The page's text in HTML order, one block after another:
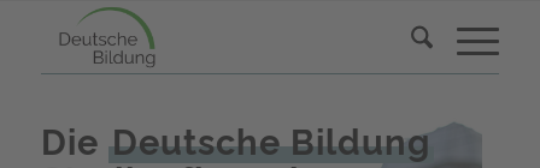
Die Deutsche Bildung